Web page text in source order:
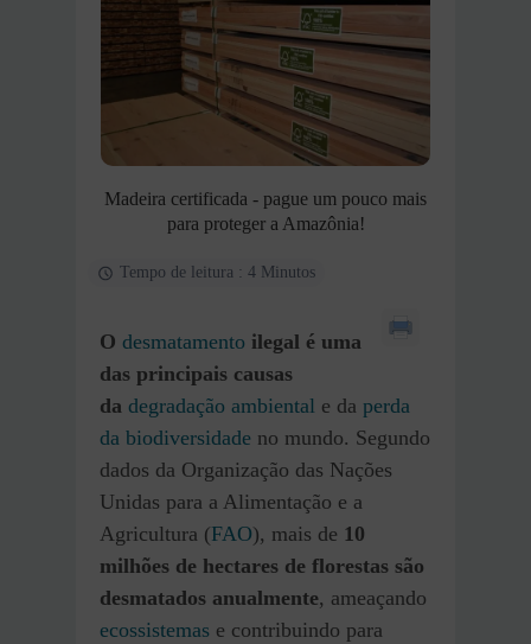
Madeira certificada - pague um pouco mais
para proteger a Amazônia!
Tempo de leitura : 4 Minutos
O desmatamento ilegal é uma
das principais causas
da degradação ambiental e da perda
da biodiversidade no mundo. Segundo
dados da Organização das Nações
Unidas para a Alimentação e a
Agricultura (FAO), mais de 10
milhões de hectares de florestas são
desmatados anualmente, ameaçando
ecossistemas e contribuindo para